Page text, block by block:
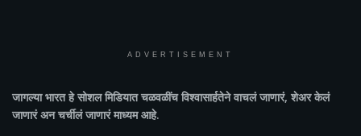
ADVERTISEMENT
जागल्या भारतहे सोशल मिडियात चळवळींच विश्वासार्हतेने वाचलं जाणारं, शेअर केलं
जाणारं अन चर्चीलं जाणारं माध्यम आहे.